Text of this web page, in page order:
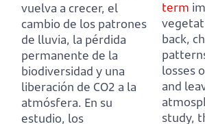
vuelva a crecer, el
cambio de los patrones
de lluvia, la pérdida
permanente de la
biodiversidad y una
liberación de CO2 a la
atmósfera. En su
estudio, los
term
back,
losses
and
study,